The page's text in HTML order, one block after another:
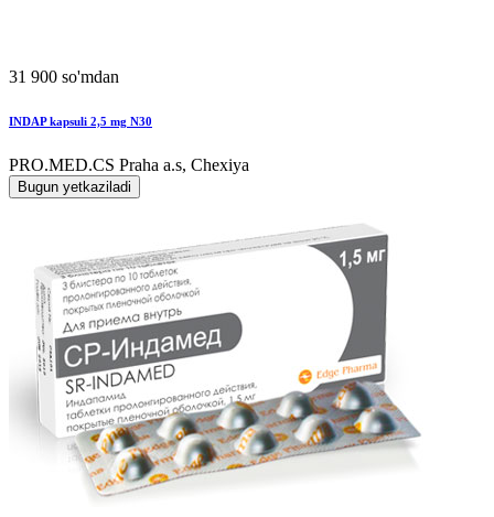
31 900 so'mdan
INDAP kapsuli 2,5 mg N30
PRO.MED.CS Praha a.s, Chexiya
Bugun yetkaziladi